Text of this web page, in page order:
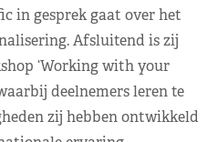
in gesprek gaat over het
Afsluitend is zij
‘Working with your
deelnemers leren te
zij hebben ontwikkeld